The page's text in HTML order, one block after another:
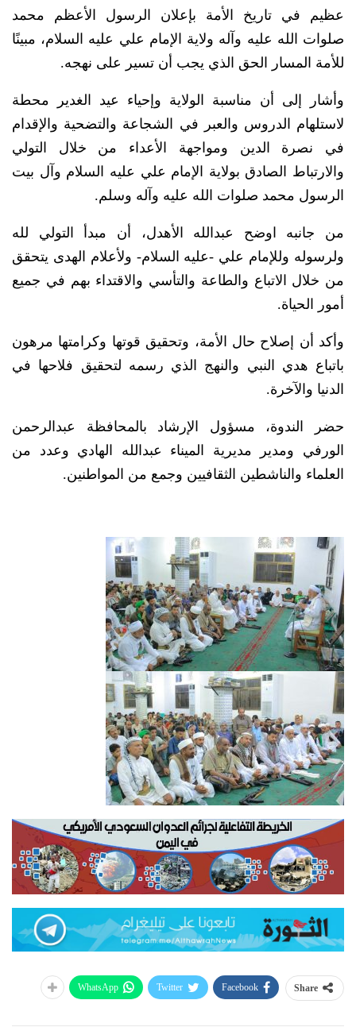
عظيم في تاريخ الأمة بإعلان الرسول الأعظم محمد
صلوات الله عليه وآله ولاية الإمام علي عليه السلام، مبينًا
للأمة المسار الحق الذي يجب أن تسير على نهجه.
وأشار إلى أن مناسبة الولاية وإحياء عيد الغدير محطة
لاستلهام الدروس والعبر في الشجاعة والتضحية والإقدام
في نصرة الدين ومواجهة الأعداء من خلال التولي
والارتباط الصادق بولاية الإمام علي عليه السلام وآل بيت
الرسول محمد صلوات الله عليه وآله وسلم.
من جانبه اوضح عبدالله الأهدل، أن مبدأ التولي لله
ولرسوله وللإمام علي -عليه السلام- ولأعلام الهدى يتحقق
من خلال الاتباع والطاعة والتأسي والاقتداء بهم في جميع
أمور الحياة.
وأكد أن إصلاح حال الأمة، وتحقيق قوتها وكرامتها مرهون
باتباع هدي النبي والنهج الذي رسمه لتحقيق فلاحها في
الدنيا والآخرة.
حضر الندوة، مسؤول الإرشاد بالمحافظة عبدالرحمن
الورفي ومدير مديرية الميناء عبدالله الهادي وعدد من
العلماء والناشطين الثقافيين وجمع من المواطنين.
Share
Facebook
Twitter
WhatsApp